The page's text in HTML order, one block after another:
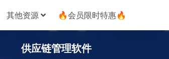
其他资源 🔥会员限时特惠🔥
供应链管理软件